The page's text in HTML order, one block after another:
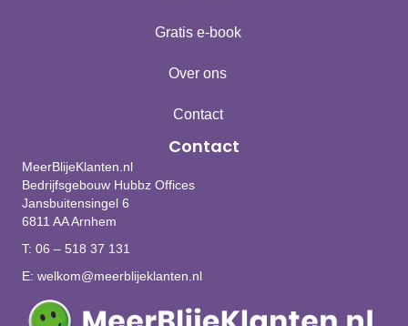
Gratis e-book
Over ons
Contact
Contact
MeerBlijeKlanten.nl
Bedrijfsgebouw Hubbz Offices
Jansbuitensingel 6
6811 AA Arnhem
T: 06 – 518 37 131
E: welkom@meerblijeklanten.nl